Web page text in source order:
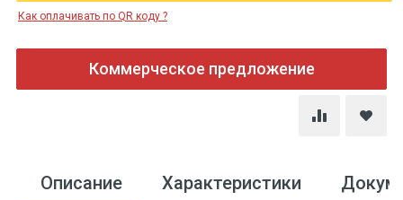
Как оплачивать по QR коду ?
Коммерческое предложение
Описание Характеристики